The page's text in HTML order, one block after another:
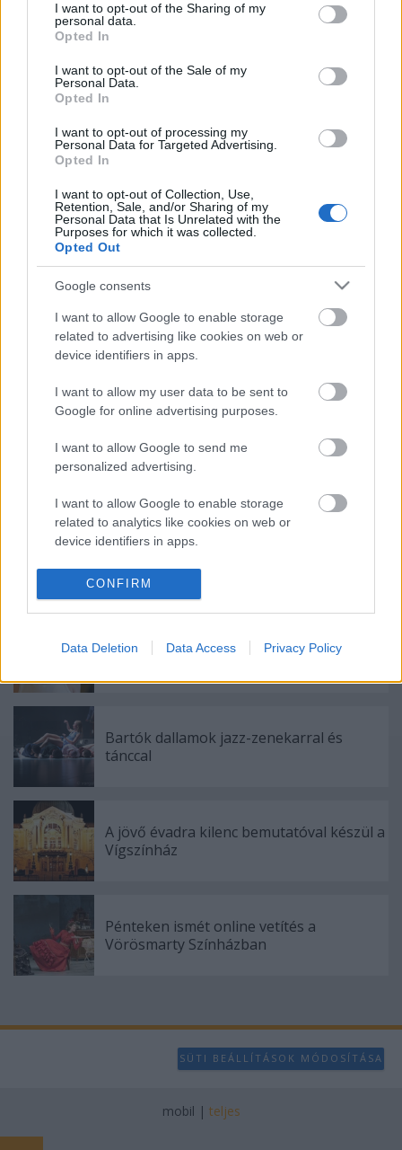
not limited to your visit or usage behaviour. You may click to
grant or deny consent to Google and its third-party tags to
use your data for below specified purposes in below Google
consent section.
I want to opt-out of the Sharing of my
personal data.
Opted In
I want to opt-out of the Sale of my
Personal Data.
Opted In
I want to opt-out of processing my
Personal Data for Targeted Advertising.
Opted In
I want to opt-out of Collection, Use,
Retention, Sale, and/or Sharing of my
Personal Data that Is Unrelated with the
Purposes for which it was collected.
Opted Out
Google consents
I want to allow Google to enable storage
related to advertising like cookies on web or
device identifiers in apps.
I want to allow my user data to be sent to
Google for online advertising purposes.
I want to allow Google to send me
personalized advertising.
I want to allow Google to enable storage
related to analytics like cookies on web or
device identifiers in apps.
I want to allow Google to enable storage
related to functionality of the website or app.
related to personalization.
related to security, including authentication
functionality and fraud prevention, and other
user protection.
CONFIRM
Data Deletion Data Access Privacy Policy
előadásban nyújtott teljesítményükért. Számukra szeretnék
lehetővé tenni a színészekkel való kapcsolatfelvételt,
illetve, hogy jobban megismerjék őket olyan
oldalukról is, amit különböző újságcikkekből,
interjúkból nem mindig lehet.
Nemzeti Színház Facebook oldalára. Legközelebb
Mikola Gergőlesz a soros, a válaszokat mindig
csütörtökön olvashatjuk.
Forrás:pecsma.hu
Ajánlott bejegyzések:
Rögtön dupla premierrel kezdi az új
évadot a Radnóti
Augusztusban jön az év legvidámabb
Bartók dallamok jazz-zenekarral és
tánccal
A jövő évadra kilenc bemutatóval készül a
Vígszínház
Pénteken ismét online vetítés a
Vörösmarty Színházban
SÜTI BEÁLLÍTÁSOK MÓDOSÍTÁSA
mobil | teljes